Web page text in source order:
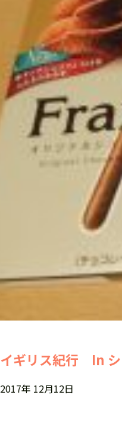
イギリス紀行 In
2017年 12月12日